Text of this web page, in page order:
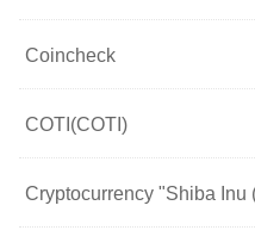
Coincheck
COTI(COTI)
Cryptocurrency "Shiba Inu